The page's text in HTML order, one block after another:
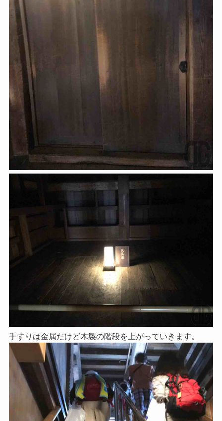
手すりは金属だけど木製の階段を上がっていきます。